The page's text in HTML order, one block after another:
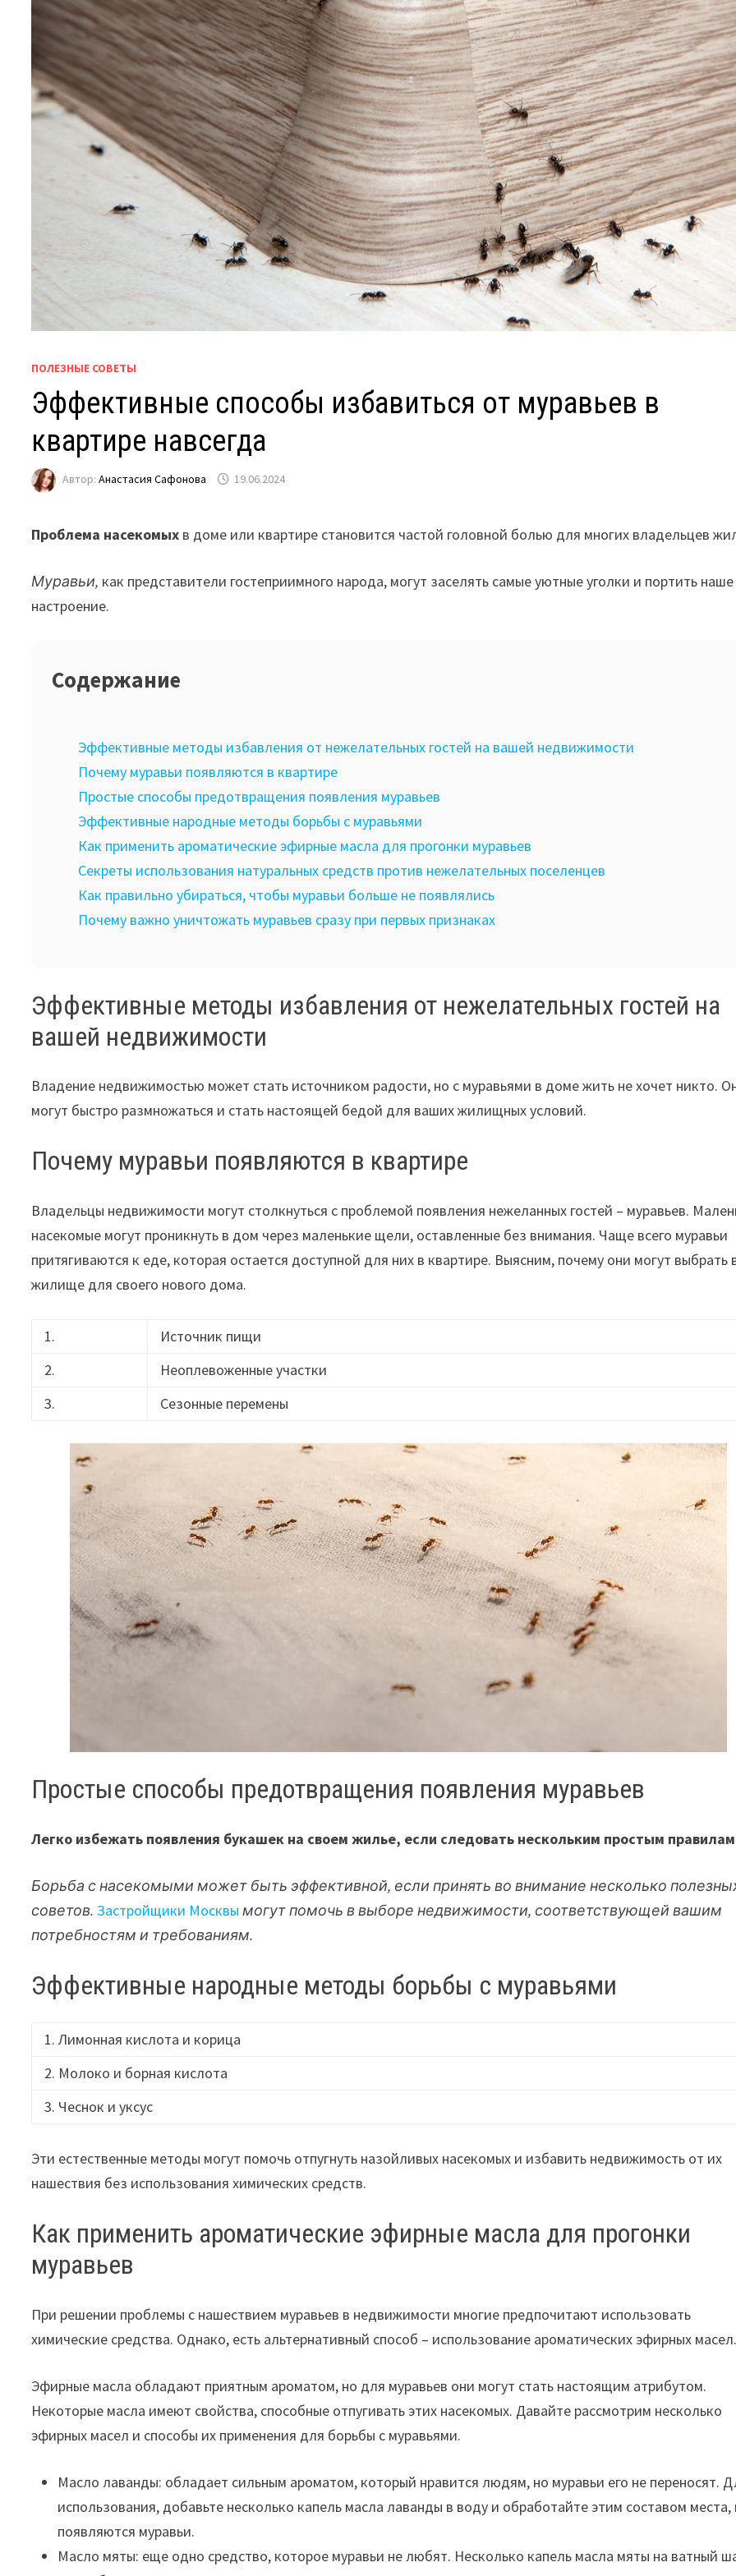
ПОЛЕЗНЫЕ СОВЕТЫ
Эффективные способы избавиться от муравьев в
квартире навсегда
Автор:Анастасия Сафонова 19.06.2024
Проблема насекомых в доме или квартире становится частой головной болью для многих владельцев
Муравьи, как представители гостеприимного народа, могут заселять самые уютные уголки и портить наше
настроение.
Содержание
Эффективные методы избавления от нежелательных гостей на вашей недвижимости
Почему муравьи появляются в квартире
Простые способы предотвращения появления муравьев
Эффективные народные методы борьбы с муравьями
Как применить ароматические эфирные масла для прогонки муравьев
Секреты использования натуральных средств против нежелательных поселенцев
Как правильно убираться, чтобы муравьи больше не появлялись
Почему важно уничтожать муравьев сразу при первых признаках
Эффективные методы избавления от нежелательных гостей на
вашей недвижимости
Владение недвижимостью может стать источником радости, но с муравьями в доме жить не хочет никто.
могут быстро размножаться и стать настоящей бедой для ваших жилищных условий.
Почему муравьи появляются в квартире
Владельцы недвижимости могут столкнуться с проблемой появления нежеланных гостей – муравьев.
насекомые могут проникнуть в дом через маленькие щели, оставленные без внимания. Чаще всего муравьи
притягиваются к еде, которая остается доступной для них в квартире. Выясним, почему они могут выбрать
жилище для своего нового дома.
1.
Источник пищи
2.
Неоплевоженные участки
3.
Сезонные перемены
Простые способы предотвращения появления муравьев
Легко избежать появления букашек на своем жилье, если следовать нескольким простым
Борьба с насекомыми может быть эффективной, если принять во внимание несколько
советов. Застройщики Москвы могут помочь в выборе недвижимости, соответствующей вашим
потребностям и требованиям.
Эффективные народные методы борьбы с муравьями
1. Лимонная кислота и корица
2. Молоко и борная кислота
3. Чеснок и уксус
Эти естественные методы могут помочь отпугнуть назойливых насекомых и избавить недвижимость от их
нашествия без использования химических средств.
Как применить ароматические эфирные масла для прогонки
муравьев
При решении проблемы с нашествием муравьев в недвижимости многие предпочитают использовать
химические средства. Однако, есть альтернативный способ – использование ароматических эфирных
Эфирные масла обладают приятным ароматом, но для муравьев они могут стать настоящим атрибутом.
Некоторые масла имеют свойства, способные отпугивать этих насекомых. Давайте рассмотрим несколько
эфирных масел и способы их применения для борьбы с муравьями.
Масло лаванды: обладает сильным ароматом, который нравится людям, но муравьи его не переносят.
использования, добавьте несколько капель масла лаванды в воду и обработайте этим составом места,
появляются муравьи.
Масло мяты: еще одно средство, которое муравьи не любят. Несколько капель масла мяты на ватный